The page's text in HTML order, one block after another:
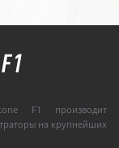
F1 производит
на крупнейших